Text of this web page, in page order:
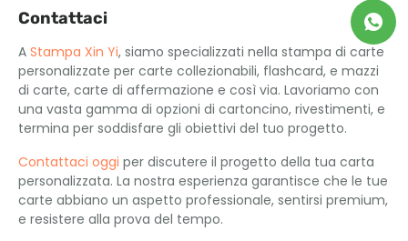
Contattaci
A Stampa Xin Yi, siamo specializzati nella stampa di carte
personalizzate per carte collezionabili, flashcard, e mazzi
di carte, carte di affermazione e così via. Lavoriamo con
una vasta gamma di opzioni di cartoncino, rivestimenti, e
termina per soddisfare gli obiettivi del tuo progetto.
Contattaci oggi per discutere il progetto della tua carta
personalizzata. La nostra esperienza garantisce che le tue
carte abbiano un aspetto professionale, sentirsi premium,
e resistere alla prova del tempo.